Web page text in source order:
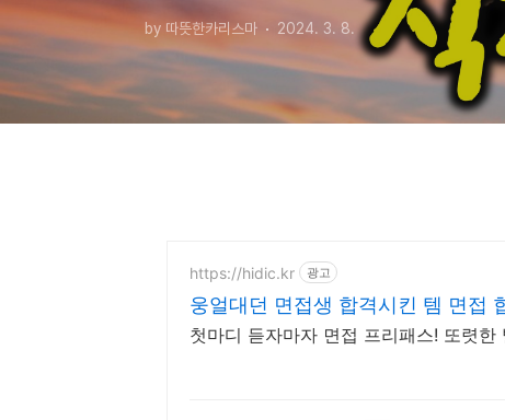
by 따뜻한카리스마 2024. 3. 8.
https://hidic.kr 광고
웅얼대던 면접생 합격시킨 템 면접
첫마디 듣자마자 면접 프리패스! 또렷한